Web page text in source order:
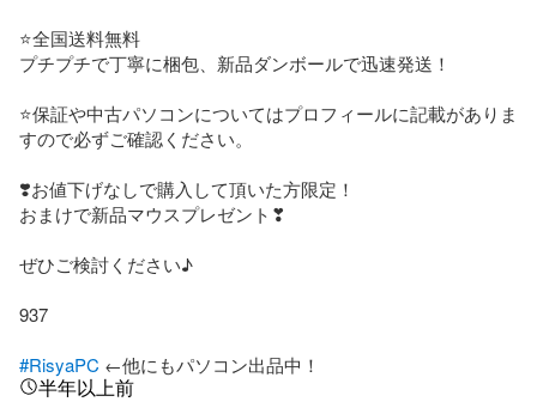
⭐️全国送料無料
プチプチで丁寧に梱包、新品ダンボールで迅速発送！
⭐️保証や中古パソコンについてはプロフィールに記載がありま
すので必ずご確認ください。
❣️お値下げなしで購入して頂いた方限定！
おまけで新品マウスプレゼント❣
ぜひご検討ください‪‪♪
937
#RisyaPC ←他にもパソコン出品中！
半年以上前